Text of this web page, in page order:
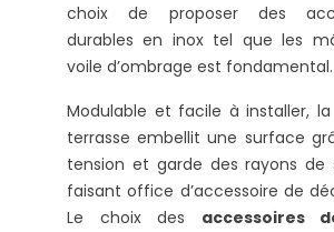
choix de proposer des
durables en inox tel que les
voile d’ombrage est fondamental.
Modulable et facile à installer,
terrasse embellit une surface
tension et garde des rayons de
faisant office d’accessoire de
Le choix des accessoires